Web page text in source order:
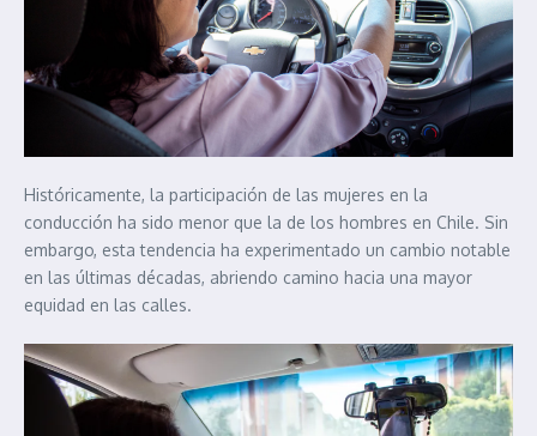
Históricamente, la participación de las mujeres en la
conducción ha sido menor que la de los hombres en Chile. Sin
embargo, esta tendencia ha experimentado un cambio notable
en las últimas décadas, abriendo camino hacia una mayor
equidad en las calles.